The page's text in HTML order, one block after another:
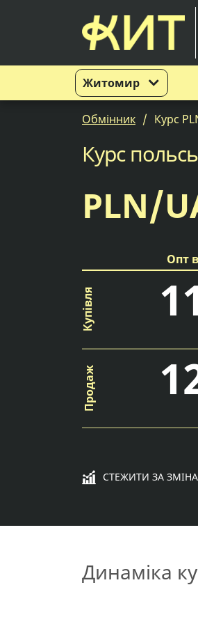
Житомир
Обмінник Курс
Курс
PLN/
Опт
СТЕЖИТИ ЗА
Динаміка